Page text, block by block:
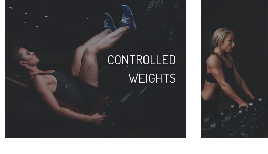
CONTROLLED
WEIGHTS